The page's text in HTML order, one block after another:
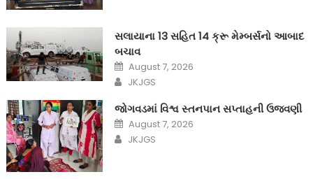
સલાયાના 13 સહિત 14 ક્રૂ મેમ્બર્સનો આબાદ
બચાવ‎
Posted
on
August 7, 2026
Author
JKJGS
જોગવડમાં વિશ્વ સ્તનપાન સપ્તાહની ઉજવણી
Posted
on
August 7, 2026
Author
JKJGS